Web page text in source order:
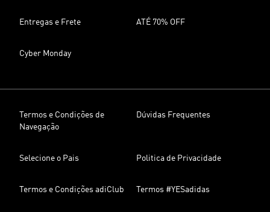
Entregas e Frete ATÉ 70% OFF
Cyber Monday
Termos e Condições de
Navegação
Dúvidas Frequentes
Selecione o Pais Politica de Privacidade
Termos e Condições adiClub Termos #YESadidas